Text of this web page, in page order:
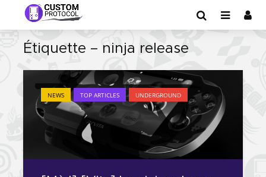
Étiquette – ninja release
NEWS TOP ARTICLES UNDERGROUND